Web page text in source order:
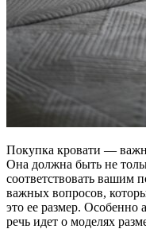
Покупка кровати —
Она должна быть не
соответствовать вашим
важных вопросов,
это ее размер. Особенно
речь идет о моделях